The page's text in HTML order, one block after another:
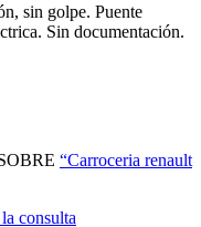
sin golpe. Puente
Sin documentación.
“Carroceria renault
consulta